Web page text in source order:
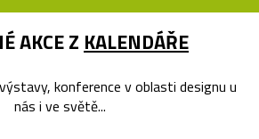
AKCE Z KALENDÁŘE
konference v oblasti designu u
nás i ve světě...